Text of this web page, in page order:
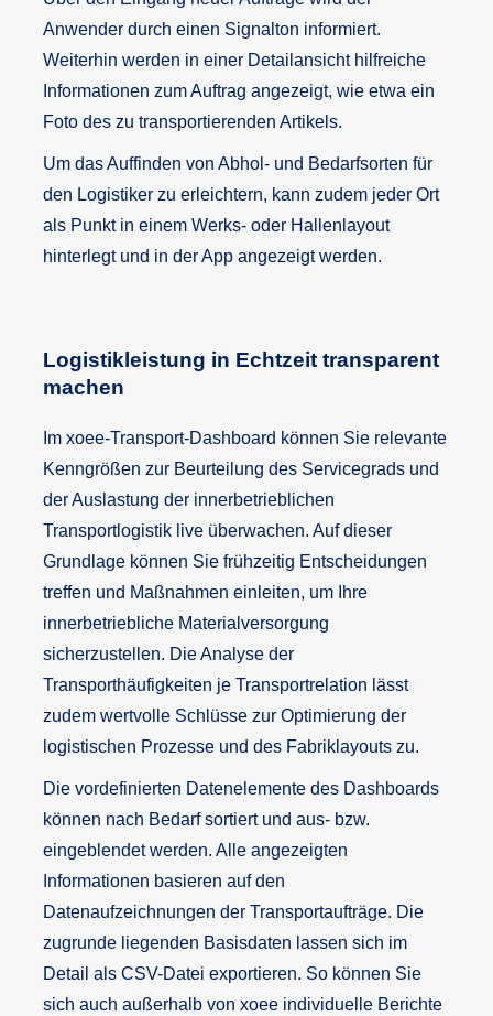
Anwender durch einen Signalton informiert.
Weiterhin werden in einer Detailansicht hilfreiche
Informationen zum Auftrag angezeigt, wie etwa ein
Foto des zu transportierenden Artikels.
Um das Auffinden von Abhol- und Bedarfsorten für
den Logistiker zu erleichtern, kann zudem jeder Ort
als Punkt in einem Werks- oder Hallenlayout
hinterlegt und in der App angezeigt werden.
Logistikleistung in Echtzeit transparent
machen
Im xoee-Transport-Dashboard können Sie relevante
Kenngrößen zur Beurteilung des Servicegrads und
der Auslastung der innerbetrieblichen
Transportlogistik live überwachen. Auf dieser
Grundlage können Sie frühzeitig Entscheidungen
treffen und Maßnahmen einleiten, um Ihre
innerbetriebliche Materialversorgung
sicherzustellen. Die Analyse der
Transporthäufigkeiten je Transportrelation lässt
zudem wertvolle Schlüsse zur Optimierung der
logistischen Prozesse und des Fabriklayouts zu.
Die vordefinierten Datenelemente des Dashboards
können nach Bedarf sortiert und aus- bzw.
eingeblendet werden. Alle angezeigten
Informationen basieren auf den
Datenaufzeichnungen der Transportaufträge. Die
zugrunde liegenden Basisdaten lassen sich im
Detail als CSV-Datei exportieren. So können Sie
sich auch außerhalb von xoee individuelle Berichte